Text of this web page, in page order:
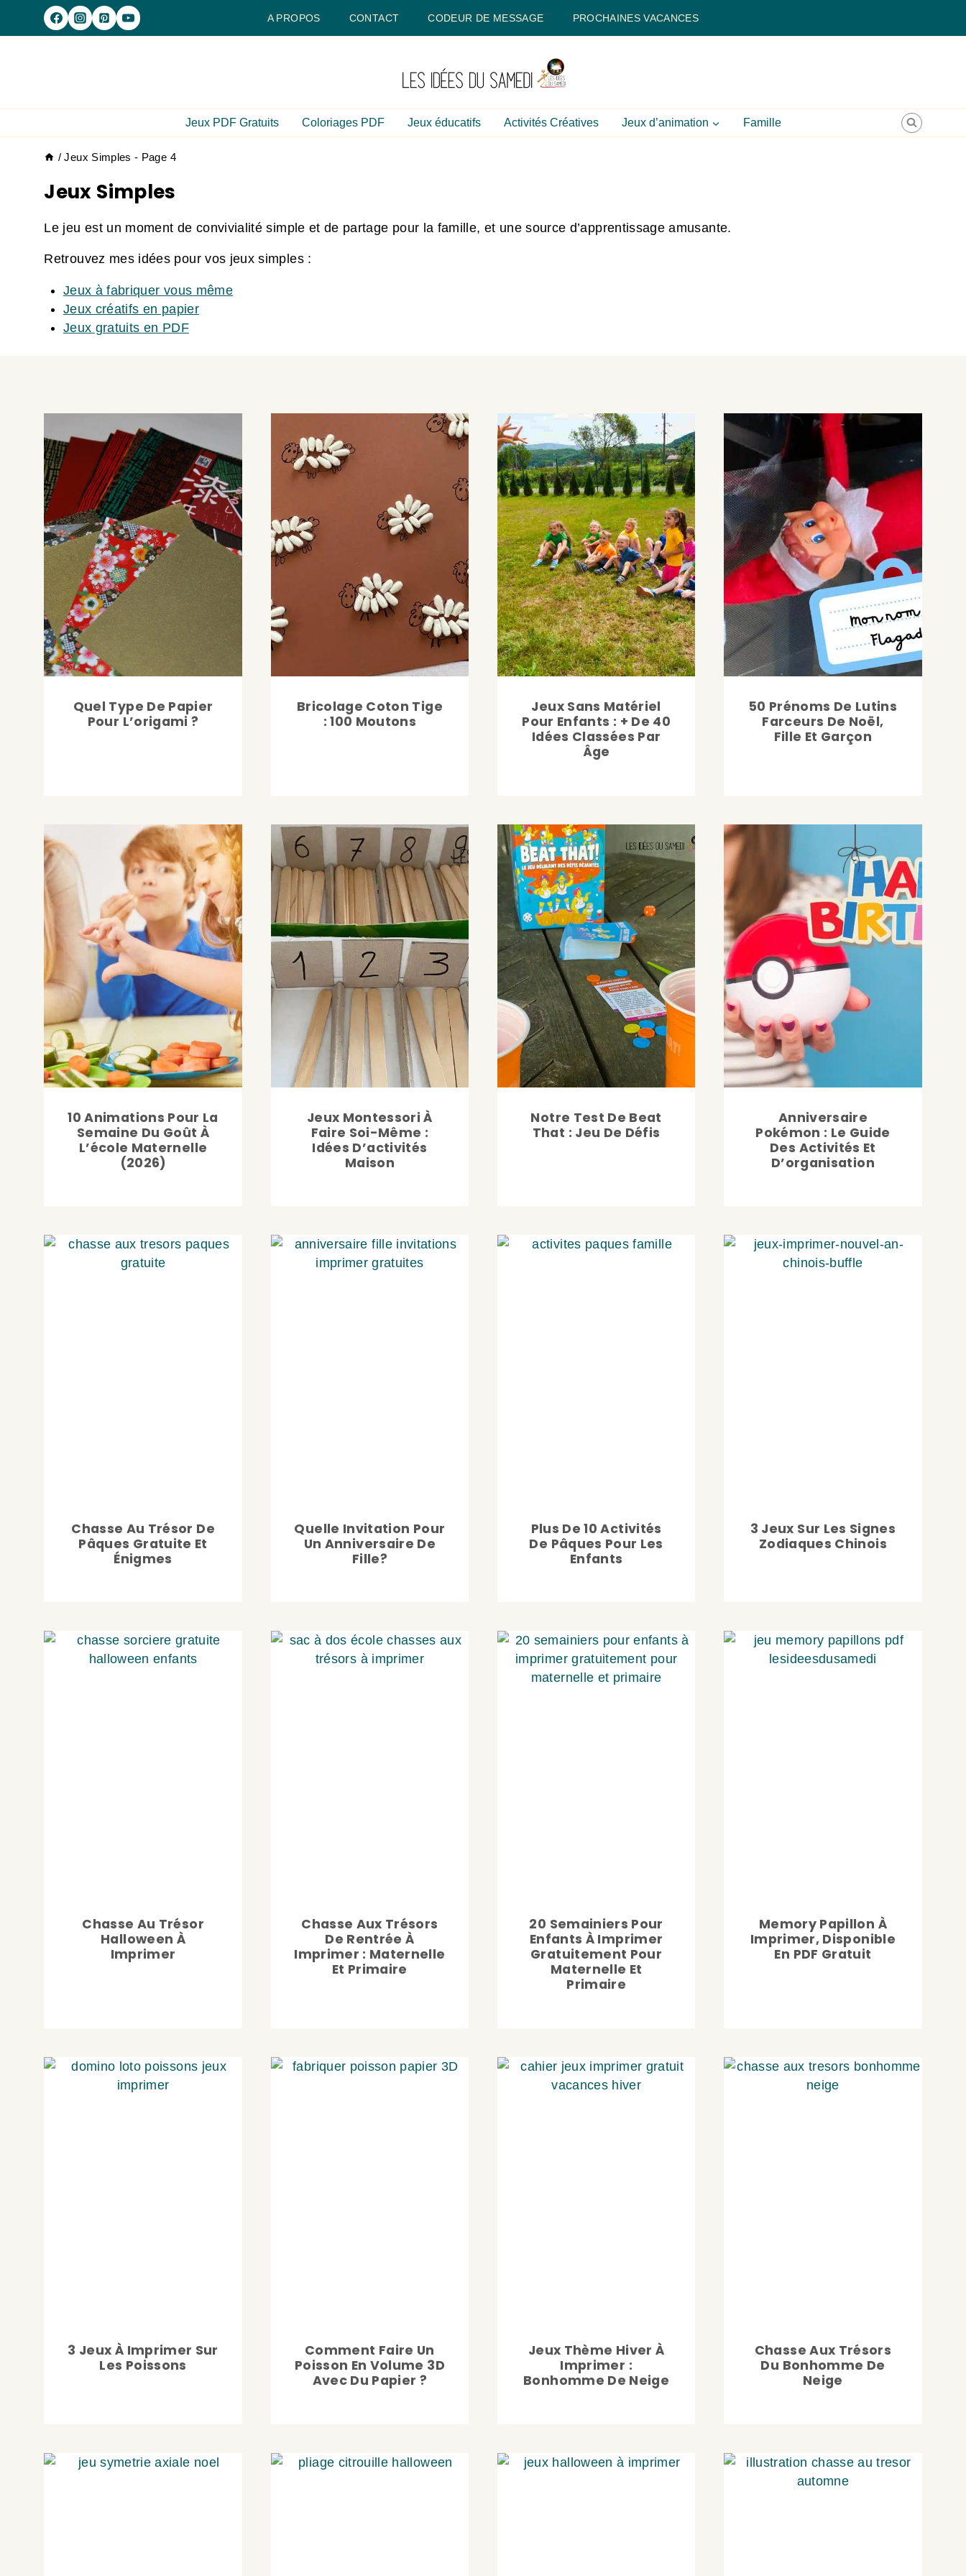
A PROPOS CONTACT CODEUR DE MESSAGE PROCHAINES VACANCES
Jeux PDF Gratuits Coloriages PDF Jeux éducatifs Activités Créatives Jeux d’animation Famille
/ Jeux Simples - Page 4
Jeux Simples
Le jeu est un moment de convivialité simple et de partage pour la famille, et une source d’apprentissage amusante.
Retrouvez mes idées pour vos jeux simples :
Jeux à fabriquer vous même
Jeux créatifs en papier
Jeux gratuits en PDF
Quel Type De Papier
Pour L’origami ?
Bricolage Coton Tige
: 100 Moutons
Jeux Sans Matériel
Pour Enfants : + De 40
Idées Classées Par
Âge
50 Prénoms De Lutins
Farceurs De Noël,
Fille Et Garçon
10 Animations Pour La
Semaine Du Goût À
L’école Maternelle
(2026)
Jeux Montessori À
Faire Soi-Même :
Idées D’activités
Maison
Notre Test De Beat
That : Jeu De Défis
Anniversaire
Pokémon : Le Guide
Des Activités Et
D’organisation
Chasse Au Trésor De
Pâques Gratuite Et
Énigmes
Quelle Invitation Pour
Un Anniversaire De
Fille?
Plus De 10 Activités
De Pâques Pour Les
Enfants
3 Jeux Sur Les Signes
Zodiaques Chinois
Chasse Au Trésor
Halloween À
Imprimer
Chasse Aux Trésors
De Rentrée À
Imprimer : Maternelle
Et Primaire
20 Semainiers Pour
Enfants À Imprimer
Gratuitement Pour
Maternelle Et
Primaire
Memory Papillon À
Imprimer, Disponible
En PDF Gratuit
3 Jeux À Imprimer Sur
Les Poissons
Comment Faire Un
Poisson En Volume 3D
Avec Du Papier ?
Jeux Thème Hiver À
Imprimer :
Bonhomme De Neige
Chasse Aux Trésors
Du Bonhomme De
Neige